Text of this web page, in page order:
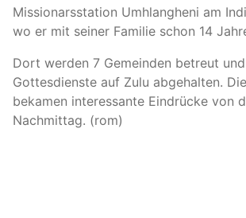
Missionarsstation Umhlangheni am
wo er mit seiner Familie schon 14
Dort werden 7 Gemeinden betreut
Gottesdienste auf Zulu abgehalten.
bekamen interessante Eindrücke von
Nachmittag. (rom)